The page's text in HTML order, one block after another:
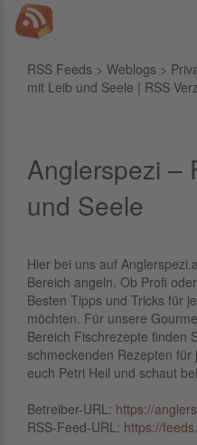
RSS Feeds > Weblogs >
mit Leib und Seele | RSS
Anglerspezi –
und Seele
Hier bei uns auf
Bereich angeln. Ob Profi
Besten Tipps und Tricks für
möchten. Für unsere
Bereich Fischrezepte finden
schmeckenden Rezepten
euch Petri Heil und schaut
Betreiber-URL: https://
RSS-Feed-URL: https://